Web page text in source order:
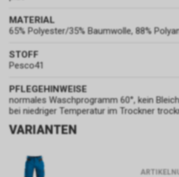
MATERIAL
65% Polyester/35% Baumwolle, 88%
STOFF
Pesco41
PFLEGEHINWEISE
normales Waschprogramm 60°, kein
bei niedriger Temperatur im Trockner
VARIANTEN